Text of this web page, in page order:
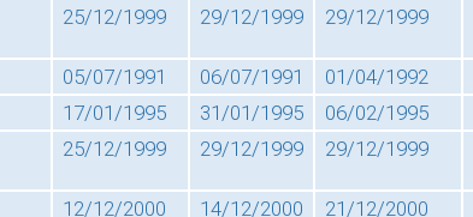
25/12/1999 29/12/1999 29/12/1999
05/07/1991 06/07/1991 01/04/1992
17/01/1995 31/01/1995 06/02/1995
25/12/1999 29/12/1999 29/12/1999
12/12/2000 14/12/2000 21/12/2000